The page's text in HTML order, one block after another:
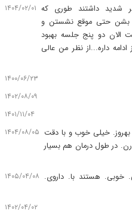
شدید داشتند طوری که
بشن حتی موقع نشستن و
الان دو پنج جلسه بهبود
ادامه داره...از نظر من عالی
۱۴۰۴/۰۲/۰۱
۱۴۰۰/۰۶/۲۳
۱۴۰۲/۰۸/۰۹
۱۴۰۱/۱۱/۰۴
خیلی خوب و با دقت
در طول درمان هم بسیار
۱۴۰۴/۰۸/۰۵
خوبی. هستند با. داروی. ۱۴۰۵/۰۴/۰۸
۱۴۰۲/۰۴/۰۲